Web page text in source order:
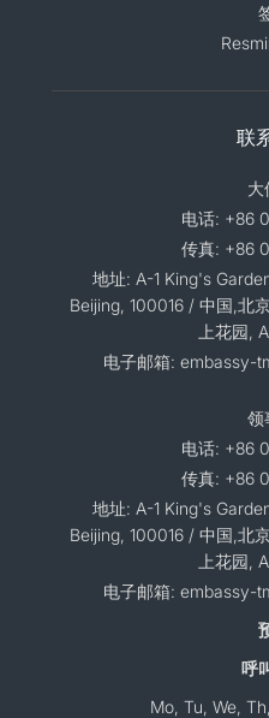
联
大
电话: +86
传真: +86
地址: A-1 King's
Beijing, 100016 / 中国,北
上花园,
电子邮箱: embassy-
领
电话: +86
传真: +86
地址: A-1 King's
Beijing, 100016 / 中国,北
上花园,
电子邮箱: embassy-
呼
Mo, Tu, We,